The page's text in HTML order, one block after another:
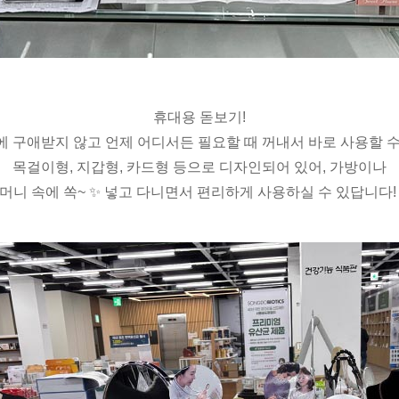
휴대용 돋보기!
구애받지 않고 언제 어디서든 필요할 때 꺼내서 바로 사용할
목걸이형, 지갑형, 카드형 등으로 디자인되어 있어, 가방이나
니 속에 쏙~ ✨ 넣고 다니면서 편리하게 사용하실 수 있답니다